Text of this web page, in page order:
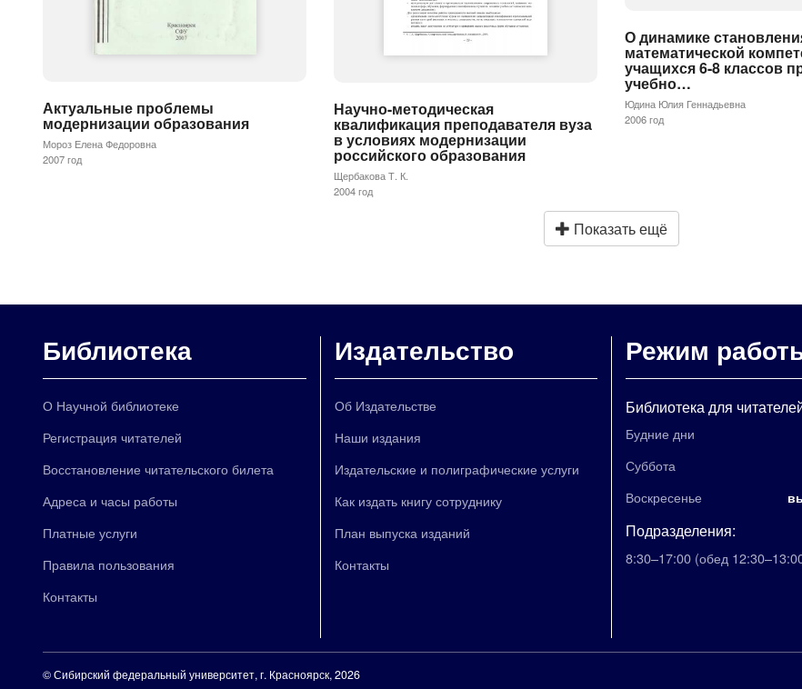
Актуальные проблемы
модернизации образования
Мороз Елена Федоровна
2007 год
Научно-методическая
квалификация преподавателя вуза
в условиях модернизации
российского образования
Щербакова Т. К.
2004 год
О динамике
математической
учащихся 6-8 классов
учебно…
Юдина Юлия Геннадьевна
2006 год
Показать ещё
Библиотека
О Научной библиотеке
Регистрация читателей
Восстановление читательского билета
Адреса и часы работы
Платные услуги
Правила пользования
Контакты
Издательство
Об Издательстве
Наши издания
Издательские и полиграфические услуги
Как издать книгу сотруднику
План выпуска изданий
Контакты
Режим
Библиотека для
Будние дни
Суббота
Воскресенье
Подразделения:
8:30–17:00 (обед
©Сибирский федеральный университет, г. Красноярск, 2026